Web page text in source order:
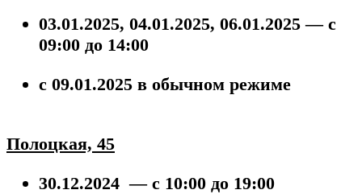
03.01.2025, 04.01.2025, 06.01.2025 — с
09:00 до 14:00
с 09.01.2025 в обычном режиме
Полоцкая, 45
30.12.2024 — с 10:00 до 19:00